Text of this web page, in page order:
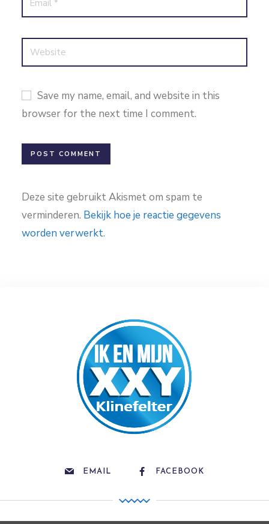
Save my name, email, and website in this
browser for the next time I comment.
Deze site gebruikt Akismet om spam te
verminderen. Bekijk hoe je reactie gegevens
worden verwerkt.
EMAIL FACEBOOK